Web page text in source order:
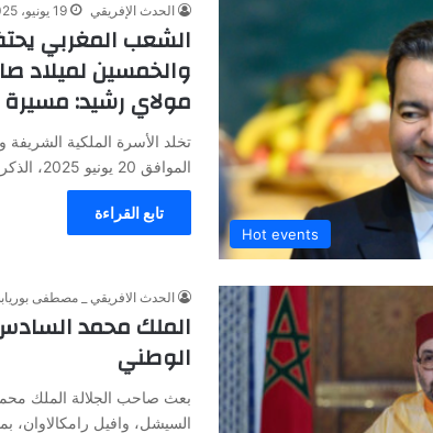
Hot events
الحدث الإفريقي 19 يونيو، 2025
الشعب المغربي
والخمسين لميلاد
مولاي رشيد:
تخلد الأسرة الملكية
الموافق 20 يونيو 2025، الذكرى الخامسة والخمسين لميلاد صاحب…
تابع القراءة
الحدث الافريقي _ مصطفى
الملك محمد
الوطني
بعث صاحب الجلالة الملك
السيشل، وافيل رامكالاوان،